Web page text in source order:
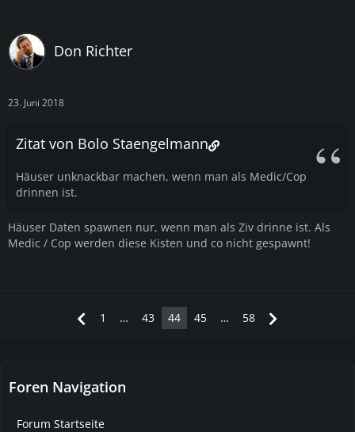
Don Richter
23. Juni 2018
Zitat von Bolo Staengelmann
Häuser unknackbar machen, wenn man als Medic/Cop
drinnen ist.
Häuser Daten spawnen nur, wenn man als Ziv drinne ist. Als
Medic / Cop werden diese Kisten und co nicht gespawnt!
1 … 43 44 45 … 58
Foren Navigation
Forum Startseite